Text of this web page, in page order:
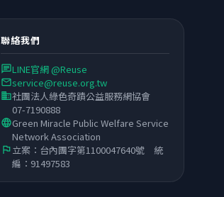
聯絡我們
chatLINE官網 @Reuse
emailservice@reuse.org.tw
business社團法人綠色奇蹟公益服務網協會
07-7190888
languageGreen Miracle Public Welfare Service
Network Association
flag立案：台內團字第1100047640號 統
編：91497583